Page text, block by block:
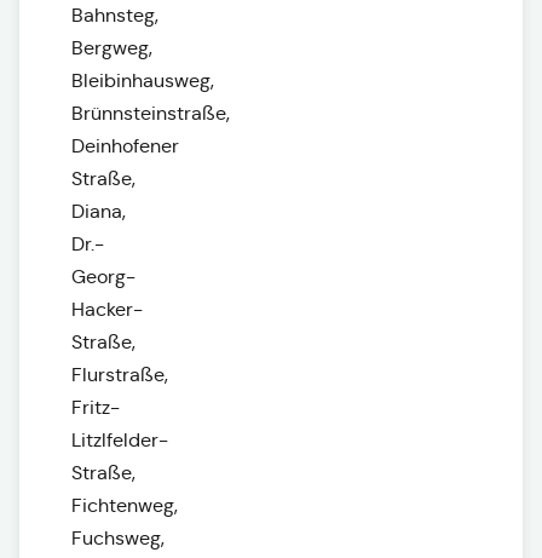
Bahnsteg,
Bergweg,
Bleibinhausweg,
Brünnsteinstraße,
Deinhofener
Straße,
Diana,
Dr.-
Georg-
Hacker-
Straße,
Flurstraße,
Fritz-
Litzlfelder-
Straße,
Fichtenweg,
Fuchsweg,